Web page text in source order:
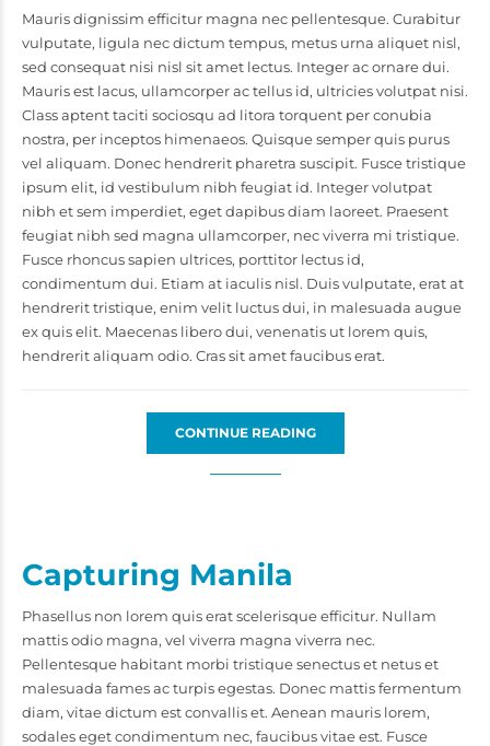
Mauris dignissim efficitur magna nec pellentesque. Curabitur
vulputate, ligula nec dictum tempus, metus urna aliquet nisl,
sed consequat nisi nisl sit amet lectus. Integer ac ornare dui.
Mauris est lacus, ullamcorper ac tellus id, ultricies volutpat nisi.
Class aptent taciti sociosqu ad litora torquent per conubia
nostra, per inceptos himenaeos. Quisque semper quis purus
vel aliquam. Donec hendrerit pharetra suscipit. Fusce tristique
ipsum elit, id vestibulum nibh feugiat id. Integer volutpat
nibh et sem imperdiet, eget dapibus diam laoreet. Praesent
feugiat nibh sed magna ullamcorper, nec viverra mi tristique.
Fusce rhoncus sapien ultrices, porttitor lectus id,
condimentum dui. Etiam at iaculis nisl. Duis vulputate, erat at
hendrerit tristique, enim velit luctus dui, in malesuada augue
ex quis elit. Maecenas libero dui, venenatis ut lorem quis,
hendrerit aliquam odio. Cras sit amet faucibus erat.
CONTINUE READING
Capturing Manila
Phasellus non lorem quis erat scelerisque efficitur. Nullam
mattis odio magna, vel viverra magna viverra nec.
Pellentesque habitant morbi tristique senectus et netus et
malesuada fames ac turpis egestas. Donec mattis fermentum
diam, vitae dictum est convallis et. Aenean mauris lorem,
sodales eget condimentum nec, faucibus vitae est. Fusce